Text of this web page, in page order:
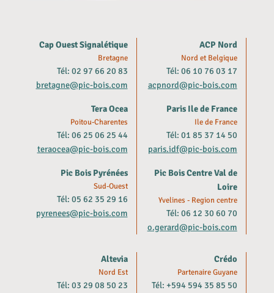
Cap Ouest Signalétique
Bretagne
Tél: 02 97 66 20 83
bretagne@pic-bois.com
Tera Ocea
Poitou-Charentes
Tél: 06 25 06 25 44
teraocea@pic-bois.com
Pic Bois Pyrénées
Sud-Ouest
Tél: 05 62 35 29 16
pyrenees@pic-bois.com
ACP Nord
Nord et Belgique
Tél: 06 10 76 03 17
acpnord@pic-bois.com
Paris Ile de France
Ile de France
Tél: 01 85 37 14 50
paris.idf@pic-bois.com
Pic Bois Centre Val de
Loire
Yvelines - Region centre
Tél: 06 12 30 60 70
o.gerard@pic-bois.com
Altevia
Nord Est
Tél: 03 29 08 50 23
Crédo
Partenaire Guyane
Tél: +594 594 35 85 50